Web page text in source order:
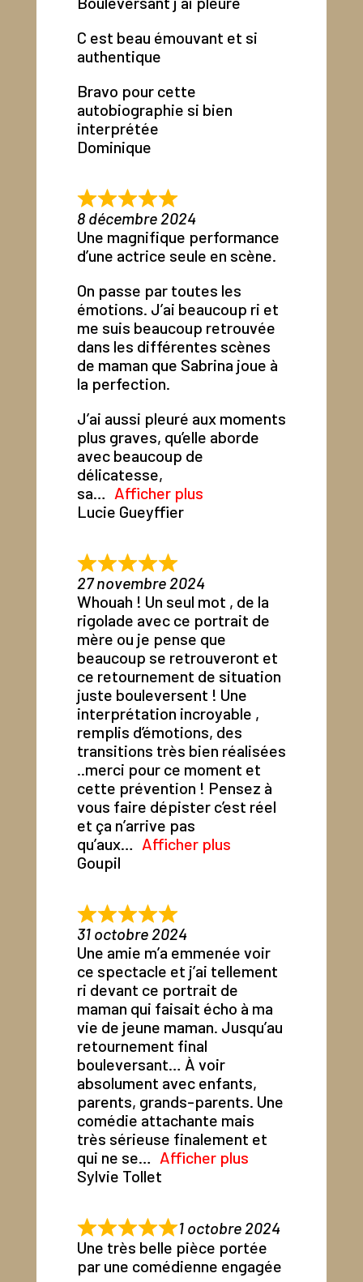
C est beau émouvant et si
authentique
Bravo pour cette
autobiographie si bien
interprétée
Dominique
8 décembre 2024
Une magnifique performance
d’une actrice seule en scène.
On passe par toutes les
émotions. J’ai beaucoup ri et
me suis beaucoup retrouvée
dans les différentes scènes
de maman que Sabrina joue à
la perfection.
J’ai aussi pleuré aux moments
plus graves, qu’elle aborde
avec beaucoup de
délicatesse,
sa
Afficher plus
Lucie Gueyffier
27 novembre 2024
Whouah ! Un seul mot , de la
rigolade avec ce portrait de
mère ou je pense que
beaucoup se retrouveront et
ce retournement de situation
juste bouleversent ! Une
interprétation incroyable ,
remplis d’émotions, des
transitions très bien réalisées
..merci pour ce moment et
cette prévention ! Pensez à
vous faire dépister c’est réel
et ça n’arrive pas
qu’aux
Afficher plus
Goupil
31 octobre 2024
Une amie m’a emmenée voir
ce spectacle et j’ai tellement
ri devant ce portrait de
maman qui faisait écho à ma
vie de jeune maman. Jusqu’au
retournement final
bouleversant… À voir
absolument avec enfants,
parents, grands-parents. Une
comédie attachante mais
très sérieuse finalement et
qui ne se
Afficher plus
Sylvie Tollet
1 octobre 2024
Une très belle pièce portée
par une comédienne engagée